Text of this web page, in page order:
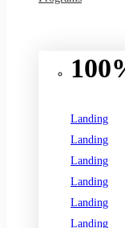
Landing
Landing
Landing
Landing
Landing
Landing